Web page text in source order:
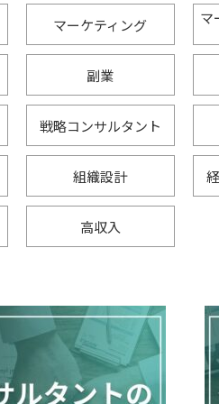
マーケティング マ
副業
戦略コンサルタント
組織設計
高収入